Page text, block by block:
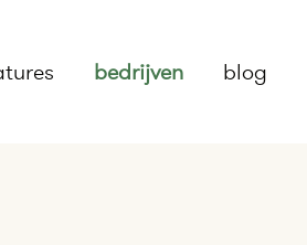
bedrijven blog